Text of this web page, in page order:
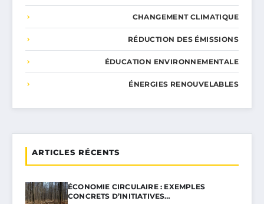
CHANGEMENT CLIMATIQUE
RÉDUCTION DES ÉMISSIONS
ÉDUCATION ENVIRONNEMENTALE
ÉNERGIES RENOUVELABLES
ARTICLES RÉCENTS
ÉCONOMIE CIRCULAIRE : EXEMPLES
CONCRETS D’INITIATIVES…